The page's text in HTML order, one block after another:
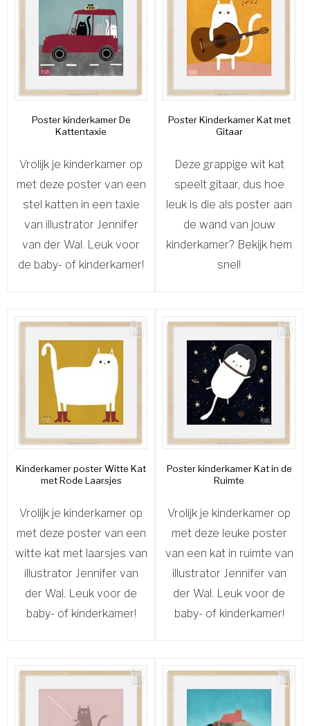
Poster kinderkamer De
Kattentaxie
Vrolijk je kinderkamer op
met deze poster van een
stel katten in een taxie
van illustrator Jennifer
van der Wal. Leuk voor
de baby- of kinderkamer!
Poster Kinderkamer Kat met
Gitaar
Deze grappige wit kat
speelt gitaar, dus hoe
leuk is die als poster aan
de wand van jouw
kinderkamer? Bekijk hem
snel!
Kinderkamer poster Witte Kat
met Rode Laarsjes
Vrolijk je kinderkamer op
met deze poster van een
witte kat met laarsjes van
illustrator Jennifer van
der Wal. Leuk voor de
baby- of kinderkamer!
Poster kinderkamer Kat in de
Ruimte
Vrolijk je kinderkamer op
met deze leuke poster
van een kat in ruimte van
illustrator Jennifer van
der Wal. Leuk voor de
baby- of kinderkamer!